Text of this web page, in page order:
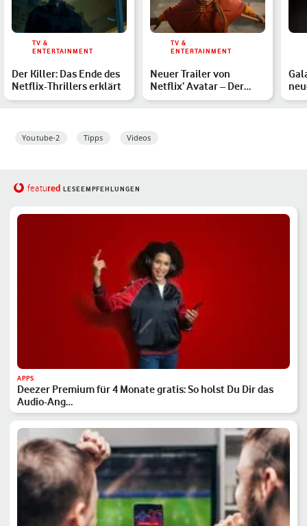
TV &
ENTERTAINMENT
Der Killer: Das Ende des
Netflix-Thrillers erklärt
TV &
ENTERTAINMENT
Neuer Trailer von
Netflix‘ Avatar – Der
Herr der Elemente: Das
Youtube-2 Tipps Videos
featured LESEEMPFEHLUNGEN
APPS
Deezer Premium für 4 Monate gratis: So holst Du Dir das
Audio-Ang…